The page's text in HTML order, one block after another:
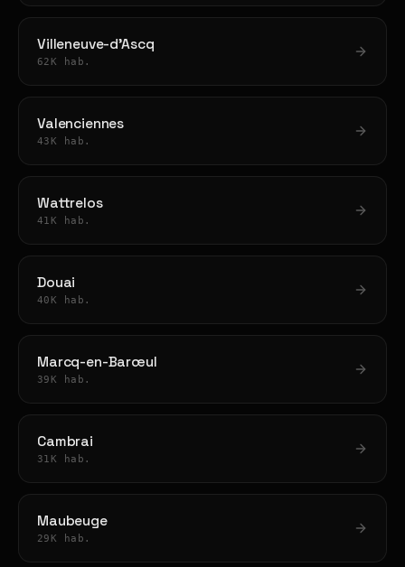
Villeneuve-d'Ascq
62K hab.
Valenciennes
43K hab.
Wattrelos
41K hab.
Douai
40K hab.
Marcq-en-Barœul
39K hab.
Cambrai
31K hab.
Maubeuge
29K hab.